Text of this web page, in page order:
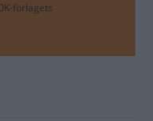
förlagets